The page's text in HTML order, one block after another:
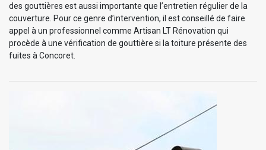
des gouttières est aussi importante que l’entretien régulier de la
couverture. Pour ce genre d’intervention, il est conseillé de faire
appel à un professionnel comme Artisan LT Rénovation qui
procède à une vérification de gouttière si la toiture présente des
fuites à Concoret.